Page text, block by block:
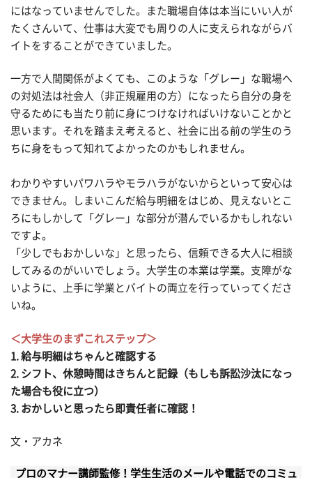
にはなっていませんでした。また職場自体は本当にいい人が
たくさんいて、仕事は大変でも周りの人に支えられながらバ
イトをすることができていました。
一方で人間関係がよくても、このような「グレー」な職場へ
の対処法は社会人（非正規雇用の方）になったら自分の身を
守るためにも当たり前に身につけなければいけないことかと
思います。それを踏まえ考えると、社会に出る前の学生のう
ちに身をもって知れてよかったのかもしれません。
わかりやすいパワハラやモラハラがないからといって安心は
できません。しまいこんだ給与明細をはじめ、見えないとこ
ろにもしかして「グレー」な部分が潜んでいるかもしれない
ですよ。
「少しでもおかしいな」と思ったら、信頼できる大人に相談
してみるのがいいでしょう。大学生の本業は学業。支障がな
いように、上手に学業とバイトの両立を行っていってくださ
いね。
＜大学生のまずこれステップ＞
1. 給与明細はちゃんと確認する
2. シフト、休憩時間はきちんと記録（もしも訴訟沙汰になっ
た場合も役に立つ）
3. おかしいと思ったら即責任者に確認！
文・アカネ
プロのマナー講師監修！学生生活のメールや電話でのコミュ